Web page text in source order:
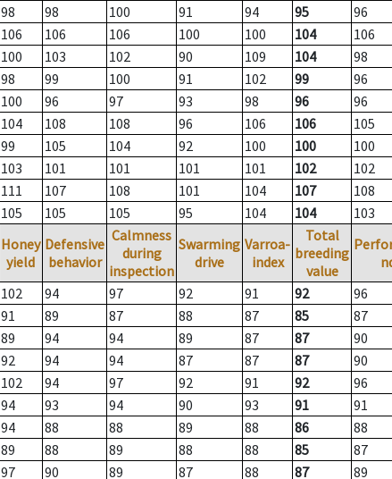
98 98 100 91 94 95
96
106 106 106 100 100 104
106
100 103 102 90 109 104
98
98 99 100 91 102 99
96
100 96 97 93 98 96
96
104 108 108 96 106 106
105
99 105 104 92 100 100
100
103 101 101 101 101 102
102
111 107 108 101 104 107
108
105 105 105 95 104 104 103
Honey
yield
Defensive
behavior
Calmness
during
inspection
Swarming
drive
Varroa-
index
Total
breeding
value
102 94 97 92 91 92
96
91 89 87 88 87 85
87
89 94 94 89 87 87
90
92 94 94 87 87 87
90
102 94 97 92 91 92
96
94 93 94 90 93 91
91
94 88 88 89 88 86
88
89 88 89 88 88 85
87
97 90 89 87 88 87 89